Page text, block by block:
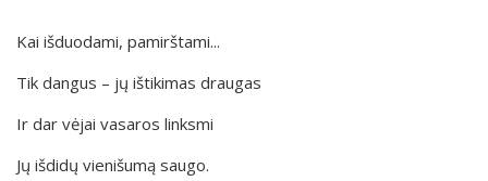
Kai išduodami, pamirštami...
Tik dangus – jų ištikimas draugas
Ir dar vėjai vasaros linksmi
Jų išdidų vienišumą saugo.